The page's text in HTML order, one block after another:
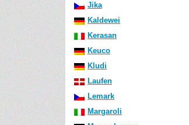
Jika
Kaldewei
Kerasan
Keuco
Kludi
Laufen
Lemark
Margaroli